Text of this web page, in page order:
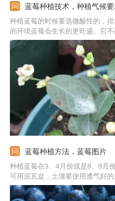
蓝莓种植技术，种植气候
种植蓝莓的时候要选微酸性的，
的环境蓝莓会生长的更旺盛。它
此夏季强光的时候注意遮挡，且
理期间浇水不用太勤，见干浇就
料，半个月一次稀薄的液肥就行
蓝莓种植方法，蓝莓图片
种植蓝莓在3、4月份或是8、9月
可用泥瓦盆，土壤要使用透气好
干瘪的话就不要使用了。取出来
后要稍微喷洒些水，最后放在通